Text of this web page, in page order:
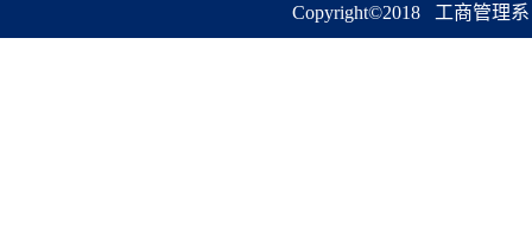
Copyright©2018 工商管理